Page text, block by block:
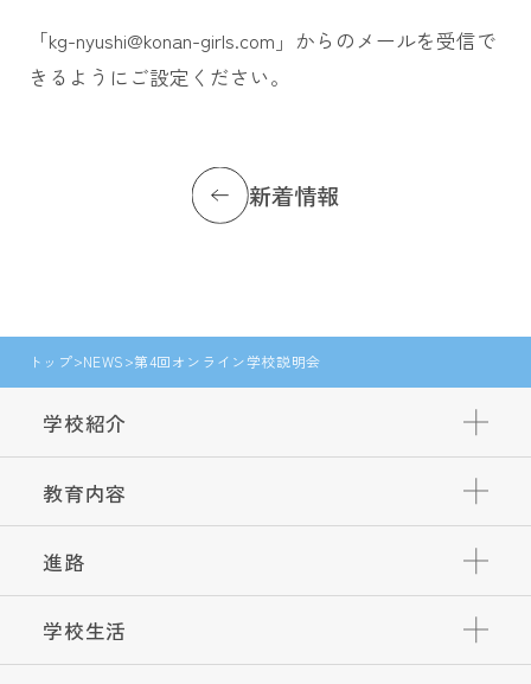
「kg-nyushi@konan-girls.com」からのメールを受信で
きるようにご設定ください。
新着情報
トップ NEWS 第4回オンライン学校説明会
学校紹介
教育内容
進路
学校生活